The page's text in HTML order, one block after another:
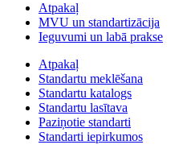
Atpakaļ
MVU un standartizācija
Ieguvumi un labā prakse
Atpakaļ
Standartu meklēšana
Standartu katalogs
Standartu lasītava
Paziņotie standarti
Standarti iepirkumos